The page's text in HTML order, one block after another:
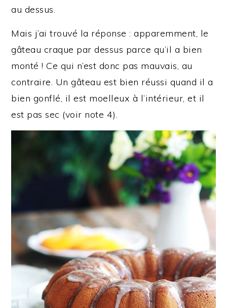
au dessus.
Mais j’ai trouvé la réponse : apparemment, le
gâteau craque par dessus parce qu’il a bien
monté ! Ce qui n’est donc pas mauvais, au
contraire. Un gâteau est bien réussi quand il a
bien gonflé, il est moelleux à l’intérieur, et il
est pas sec (voir note 4).